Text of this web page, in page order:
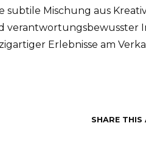
subtile Mischung aus
verantwortungsbewusster
Erlebnisse am
SHARE THIS